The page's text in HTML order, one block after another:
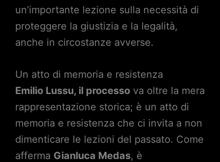
un’importante lezione sulla necessità di
proteggere la giustizia e la legalità,
anche in circostanze avverse.
Un atto di memoria e resistenza
Emilio Lussu, il processova oltre la mera
rappresentazione storica; è un atto di
memoria e resistenza che ci invita a non
dimenticare le lezioni del passato. Come
afferma Gianluca Medas, è